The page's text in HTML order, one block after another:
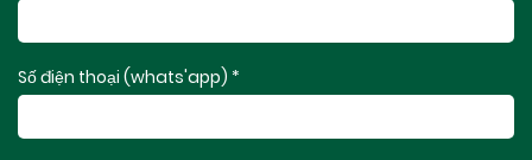
Số điện thoại (whats'app) *